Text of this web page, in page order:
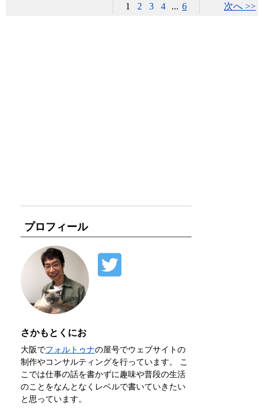
次へ >>
1 2 3 4 ... 6
プロフィール
さかもとくにお
大阪でフォルトゥナの屋号でウェブサイトの
制作やコンサルティングを行っています。 こ
こでは仕事の話を書かずに趣味や普段の生活
のことをなんとなくレベルで書いていきたい
と思っています。